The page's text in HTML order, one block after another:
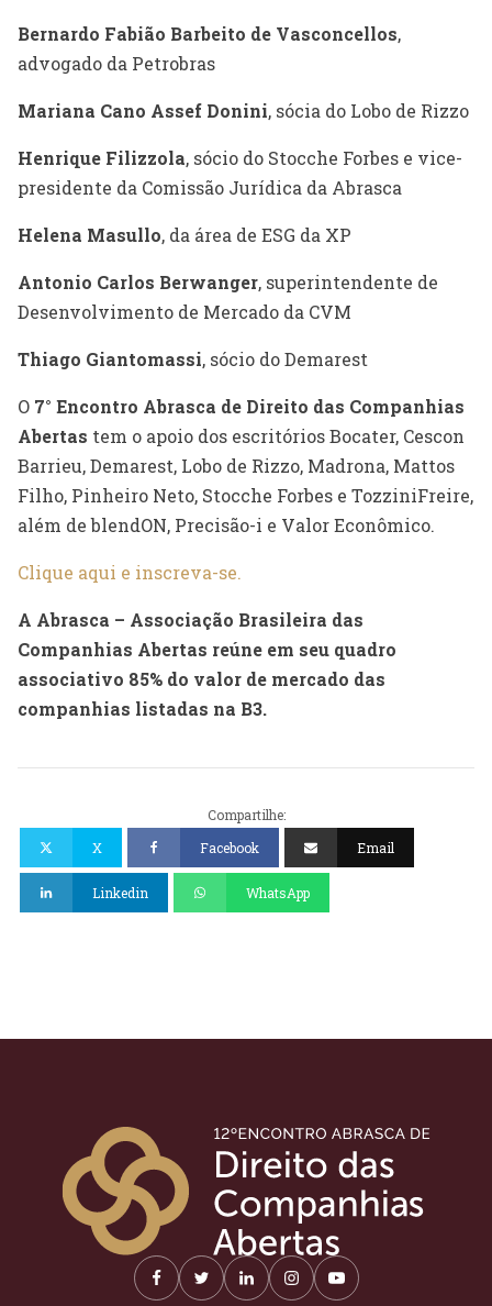
Bernardo Fabião Barbeito de Vasconcellos,
advogado da Petrobras
Mariana Cano Assef Donini, sócia do Lobo de Rizzo
Henrique Filizzola, sócio do Stocche Forbes e vice-
presidente da Comissão Jurídica da Abrasca
Helena Masullo, da área de ESG da XP
Antonio Carlos Berwanger, superintendente de
Desenvolvimento de Mercado da CVM
Thiago Giantomassi, sócio do Demarest
O 7° Encontro Abrasca de Direito das Companhias
Abertas tem o apoio dos escritórios Bocater, Cescon
Barrieu, Demarest, Lobo de Rizzo, Madrona, Mattos
Filho, Pinheiro Neto, Stocche Forbes e TozziniFreire,
além de blendON, Precisão-i e Valor Econômico.
Clique aqui e inscreva-se.
A Abrasca – Associação Brasileira das
Companhias Abertas reúne em seu quadro
associativo 85% do valor de mercado das
companhias listadas na B3.
Compartilhe:
X
Facebook Email
Linkedin WhatsApp